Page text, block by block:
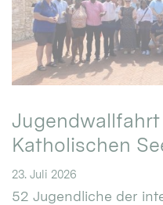
Katholischen
23. Juli 2026
52 Jugendliche der